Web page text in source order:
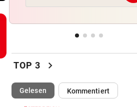
Bullen-Ass: „Dann würde
Arzt auf Auslandsmission:
„Südsudan ist vergessen“
MÜHSAME ENERGIEWENDE
Heikler Kraftakt: Neue
TOP 3 chevron_right
Gelesen(ausgewählt)Kommentiert